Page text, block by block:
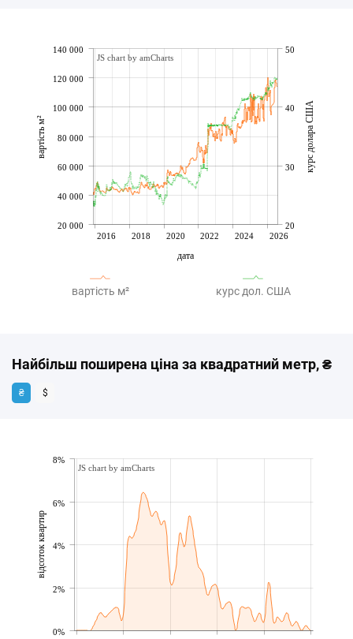
2016 2018 2020 2022 2024 2026
дата
20 000
40 000
60 000
80 000
100 000
120 000
140 000
вартість м²
20
30
40
50
курс долара США
JS chart by amCharts
вартість м² курс дол. США
Найбільш поширена ціна за квадратний метр, ₴
₴ $
0%
2%
4%
6%
8%
відсоток квартир
JS chart by amCharts